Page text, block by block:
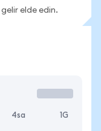
elde edin.
4sa 1G